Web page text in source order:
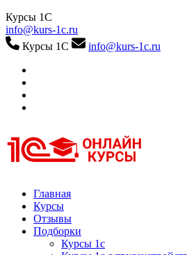
Курсы 1С
info@kurs-1c.ru
Курсы 1С
info@kurs-1c.ru
Курсы 1С
Курсы 1С официальная сертификация
Главная
Курсы
Отзывы
Подборки
Курсы 1с